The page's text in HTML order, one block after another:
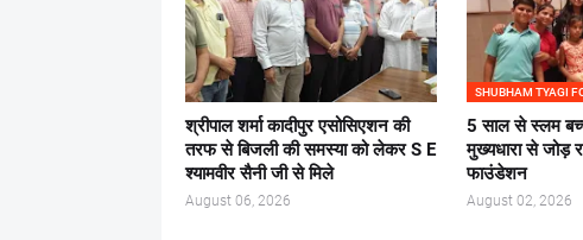
श्रीपाल शर्मा कादीपुर एसोसिएशन की
तरफ से बिजली की समस्या को लेकर S E
श्यामवीर सैनी जी से मिले
August 06, 2026
SHUBHAM TYAGI
5 साल से स्लम
मुख्यधारा से जोड़
फाउंडेशन
August 02, 2026